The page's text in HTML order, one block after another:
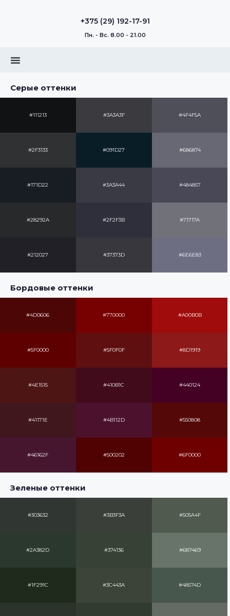
+375 (29) 192-17-91
Пн. - Вс. 8.00 - 21.00
Серые оттенки
#111213 #3A3A3F #4F4F5A
#2F3133 #091D27 #686874
#171D22 #3A3A44 #484857
#28292A #2F2F3B #71717A
#212027 #37373D #6E6E83
Бордовые оттенки
#4D0606 #770000 #A00B0B
#5F0000 #5F0F0F #8D1919
#4E1515 #410B1C #440124
#41171E #4B112D #550808
#46162F #500202 #6F0000
Зеленые оттенки
#303632 #3B3F3A #505A4F
#2A382D #374136 #687469
#1F291C #3C443A #48574D